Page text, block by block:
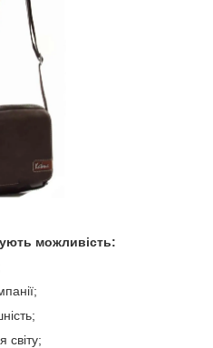
можливість:
світу;